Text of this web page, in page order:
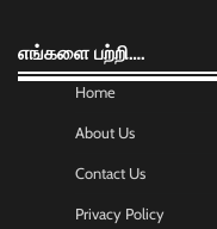
எங்களை பற்றி….
Home
About Us
Contact Us
Privacy Policy